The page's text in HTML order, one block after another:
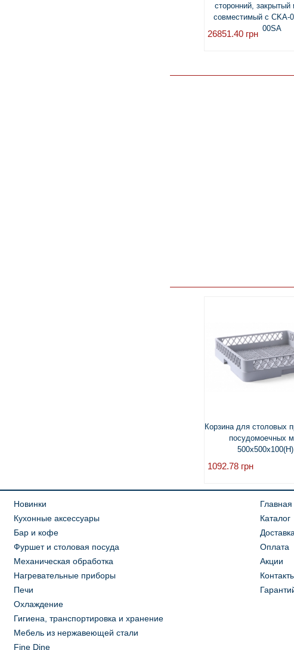
сторонний, закрытый
совместимый с CKA-
00SA
26851.40 грн
Корзина для столовых
посудомоечных
1092.78 грн
Новинки
Кухонные аксессуары
Бар и кофе
Фуршет и столовая посуда
Механическая обработка
Нагревательные приборы
Печи
Охлаждение
Гигиена, транспортировка и хранение
Мебель из нержавеющей стали
Fine Dine
Главная
Каталог
Доставка
Оплата
Акции